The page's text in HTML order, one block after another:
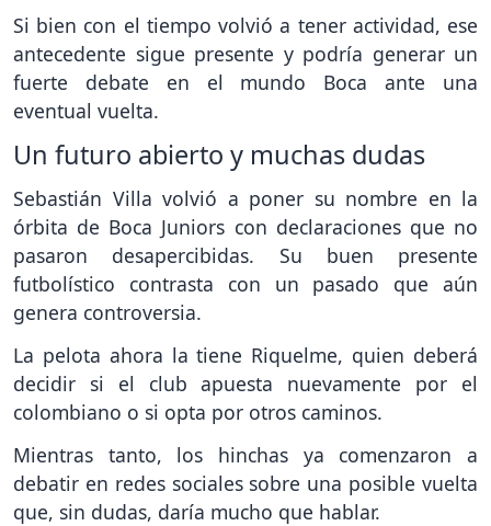
Si bien con el tiempo volvió a tener actividad, ese
antecedente sigue presente y podría generar un
fuerte debate en el mundo Boca ante una
eventual vuelta.
Un futuro abierto y muchas dudas
Sebastián Villa volvió a poner su nombre en la
órbita de Boca Juniors con declaraciones que no
pasaron desapercibidas. Su buen presente
futbolístico contrasta con un pasado que aún
genera controversia.
La pelota ahora la tiene Riquelme, quien deberá
decidir si el club apuesta nuevamente por el
colombiano o si opta por otros caminos.
Mientras tanto, los hinchas ya comenzaron a
debatir en redes sociales sobre una posible vuelta
que, sin dudas, daría mucho que hablar.